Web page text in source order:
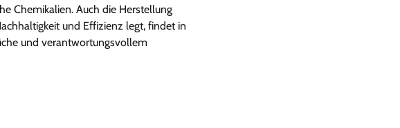
Chemikalien. Auch die Herstellung
und Effizienz legt, findet in
und verantwortungsvollem